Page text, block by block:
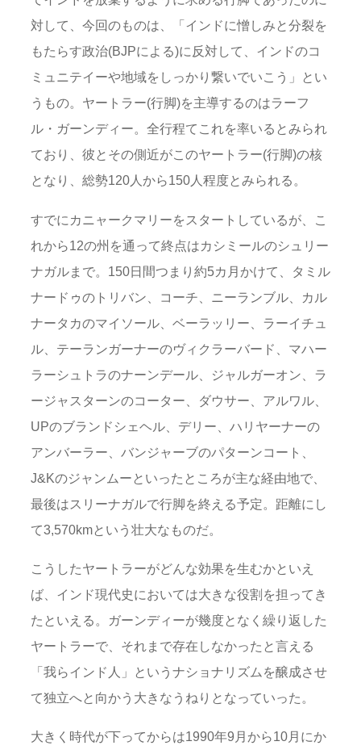
対して、今回のものは、「インドに憎しみと分裂を
もたらす政治(BJPによる)に反対して、インドのコ
ミュニテイーや地域をしっかり繋いでいこう」とい
うもの。ヤートラー(行脚)を主導するのはラーフ
ル・ガーンディー。全行程てこれを率いるとみられ
ており、彼とその側近がこのヤートラー(行脚)の核
となり、総勢120人から150人程度とみられる。
すでにカニャークマリーをスタートしているが、こ
れから12の州を通って終点はカシミールのシュリー
ナガルまで。150日間つまり約5カ月かけて、タミル
ナードゥのトリバン、コーチ、ニーランブル、カル
ナータカのマイソール、ベーラッリー、ラーイチュ
ル、テーランガーナーのヴィクラーバード、マハー
ラーシュトラのナーンデール、ジャルガーオン、ラ
ージャスターンのコーター、ダウサー、アルワル、
UPのブランドシェヘル、デリー、ハリヤーナーの
アンバーラー、バンジャーブのパターンコート、
J&Kのジャンムーといったところが主な経由地で、
最後はスリーナガルで行脚を終える予定。距離にし
て3,570kmという壮大なものだ。
こうしたヤートラーがどんな効果を生むかといえ
ば、インド現代史においては大きな役割を担ってき
たといえる。ガーンディーが幾度となく繰り返した
ヤートラーで、それまで存在しなかったと言える
「我らインド人」というナショナリズムを醸成させ
て独立へと向かう大きなうねりとなっていった。
大きく時代が下ってからは1990年9月から10月にか